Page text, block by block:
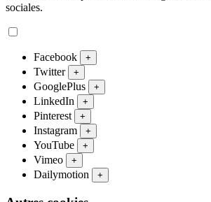
sociales.
Facebook +
Twitter +
GooglePlus +
LinkedIn +
Pinterest +
Instagram +
YouTube +
Vimeo +
Dailymotion +